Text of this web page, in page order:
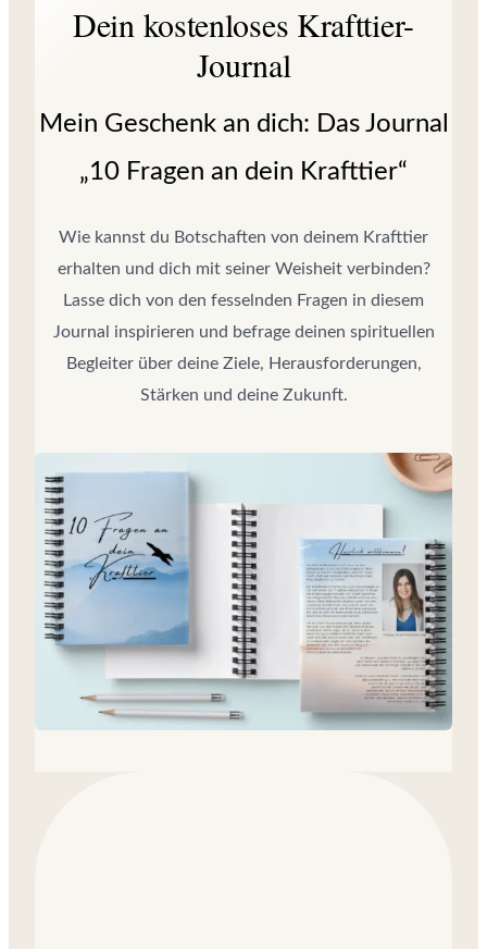
Dein kostenloses Krafttier-
Journal
Mein Geschenk an dich: Das Journal
„10 Fragen an dein Krafttier“
Wie kannst du Botschaften von deinem Krafttier
erhalten und dich mit seiner Weisheit verbinden?
Lasse dich von den fesselnden Fragen in diesem
Journal inspirieren und befrage deinen spirituellen
Begleiter über deine Ziele, Herausforderungen,
Stärken und deine Zukunft.